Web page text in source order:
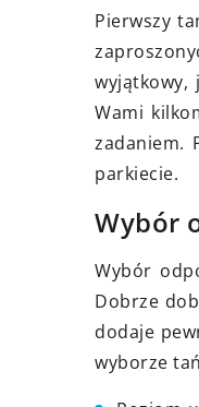
Pierwszy
wyjątkowy,
Wami
zadaniem.
parkiecie.
Wybór
Wybór
Dobrze
dodaje
wyborze
Dowiedz się,
niezbędne w
procedury,
które musisz
wziąć udział w